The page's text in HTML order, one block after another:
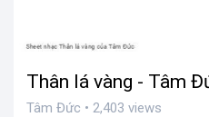
Thân lá vàng - Tâm
Tâm Đức • 2,403 views